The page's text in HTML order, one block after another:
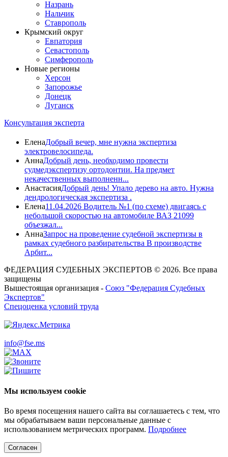
Назрань
Нальчик
Ставрополь
Крымский округ
Евпатория
Севастополь
Симферополь
Новые регионы
Херсон
Запорожье
Донецк
Луганск
Консультация эксперта
ЕленаДобрый вечер, мне нужна экспертиза
электровелосипеда.
АннаДобрый день, необходимо провести
судмедэкспертизу ортодонтии. На предмет
некачественных выполненн...
АнастасияДобрый день! Упало дерево на авто. Нужна
дендрологическая экспертиза .
Елена11.04.2026 Водитель №1 (по схеме) двигаясь с
небольшой скоростью на автомобиле ВАЗ 21099
объезжал...
АннаЗапрос на проведение судебной экспертизы в
рамках судебного разбирательства В производстве
Арбит...
ФЕДЕРАЦИЯ СУДЕБНЫХ ЭКСПЕРТОВ © 2026. Все права
защищены
Вышестоящая организация - Союз "Федерация Судебных
Экспертов"
Спецоценка условий труда
info@fse.ms
Мы используем cookie
Во время посещения нашего сайта вы соглашаетесь с тем, что
мы обрабатываем ваши персональные данные с
использованием метрических программ. Подробнее
Согласен